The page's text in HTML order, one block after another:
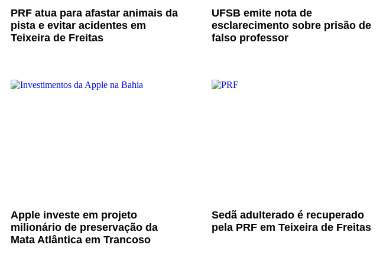
PRF atua para afastar animais da
pista e evitar acidentes em
Teixeira de Freitas
UFSB emite nota de
esclarecimento sobre prisão de
falso professor
Apple investe em projeto
milionário de preservação da
Mata Atlântica em Trancoso
Sedã adulterado é recuperado
pela PRF em Teixeira de Freitas